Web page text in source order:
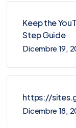
Keep the
Step Guide
Dicembre 19,
https://
Dicembre 18,